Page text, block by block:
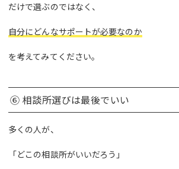
だけで選ぶのではなく、
自分にどんなサポートが必要なのか
を考えてみてください。
⑥ 相談所選びは最後でいい
多くの人が、
「どこの相談所がいいだろう」